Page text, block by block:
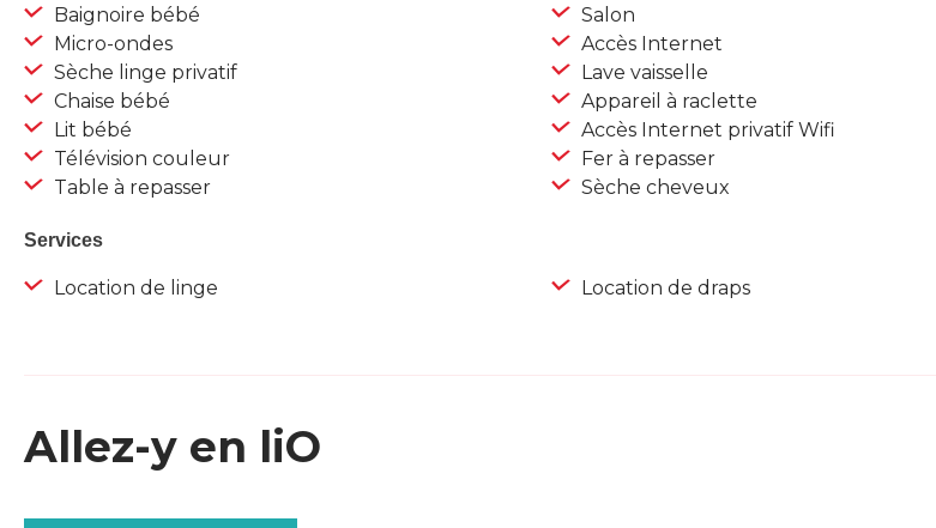
Baignoire bébé
Micro-ondes
Sèche linge privatif
Chaise bébé
Lit bébé
Télévision couleur
Table à repasser
Salon
Accès Internet
Lave vaisselle
Appareil à raclette
Accès Internet privatif Wifi
Fer à repasser
Sèche cheveux
Services
Location de linge Location de draps
Allez-y en liO